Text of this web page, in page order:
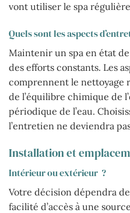
vont utiliser le spa
Quels sont les aspects
Maintenir un spa en état
des efforts constants. Les
comprennent le
de l’équilibre chimique de
périodique de l’eau.
l’entretien ne deviendra
Installation et
Intérieur ou extérieur ?
Votre décision dépendra
facilité d’accès à une